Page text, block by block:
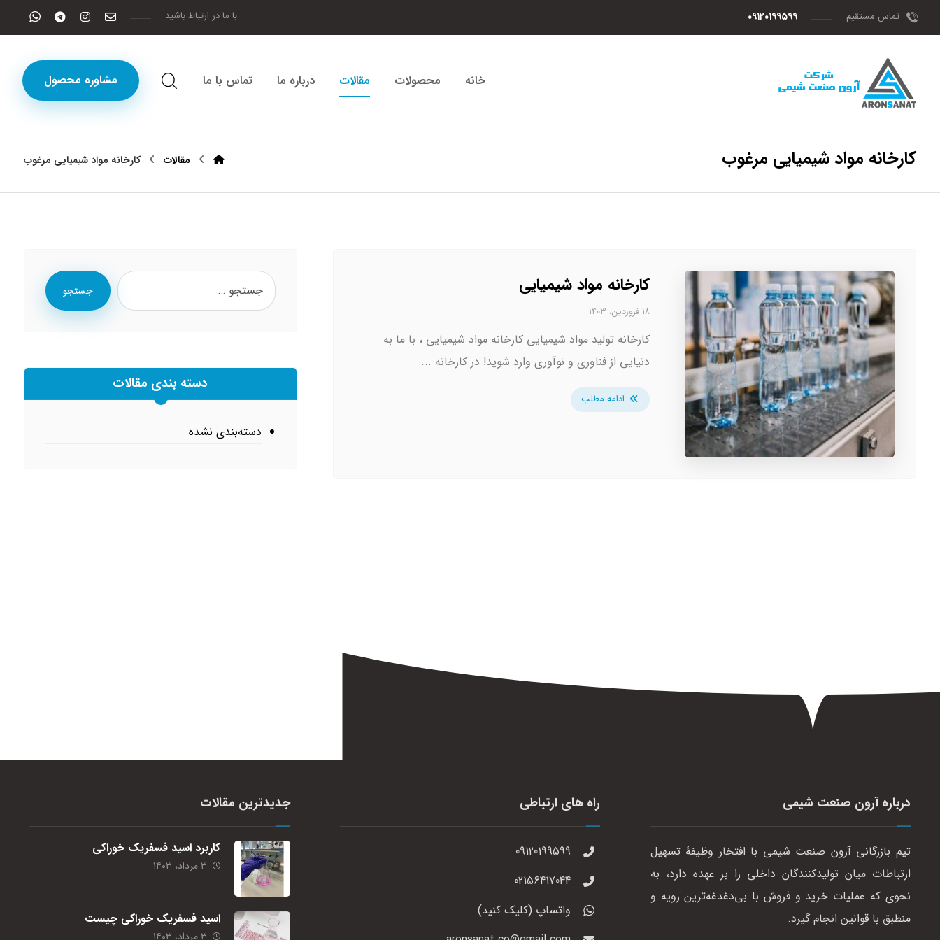
تماس مستقیم ۰۹۱۲۰۱۹۹۵۹۹ با ما در ارتباط باشید
مشاوره محصول خانه محصولات مقالات درباره ما تماس با ما
کارخانه مواد شیمیایی مرغوب مقالات کارخانه مواد شیمیایی مرغوب
کارخانه مواد شیمیایی
۱۸ فروردین، ۱۴۰۳
کارخانه تولید مواد شیمیایی کارخانه مواد شیمیایی ، با ما به
دنیایی از فناوری و نوآوری وارد شوید! در کارخانه ...
ادامه مطلب
جستجو
دسته بندی مقالات
دسته‌بندی نشده
درباره آرون صنعت شیمی
تیم بازرگانی آرون صنعت شیمی با افتخار وظیفهٔ تسهیل
ارتباطات میان تولیدکنندگان داخلی را بر عهده دارد، به
نحوی که عملیات خرید و فروش با بی‌دغدغه‌ترین رویه و
منطبق با قوانین انجام گیرد.
راه های ارتباطی
09120199599
02156417044
واتساپ (کلیک کنید)
جدیدترین مقالات
کاربرد اسید فسفریک خوراکی
۳ مرداد، ۱۴۰۳
اسید فسفریک خوراکی چیست
۳ مرداد، ۱۴۰۳